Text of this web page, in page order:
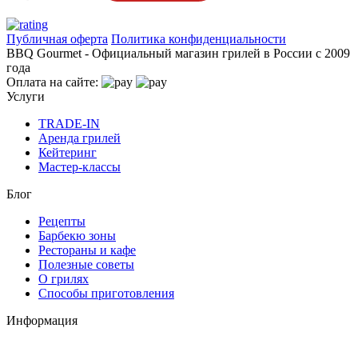
Публичная оферта Политика конфиденциальности
BBQ Gourmet - Официальный магазин грилей в России с 2009
года
Оплата на сайте:
Услуги
TRADE-IN
Аренда грилей
Кейтеринг
Мастер-классы
Блог
Рецепты
Барбекю зоны
Рестораны и кафе
Полезные советы
О грилях
Способы приготовления
Информация